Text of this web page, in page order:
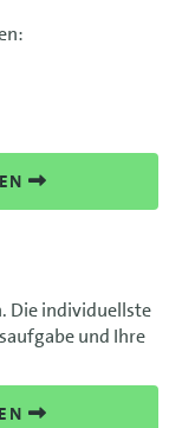
Die individuellste
und Ihre